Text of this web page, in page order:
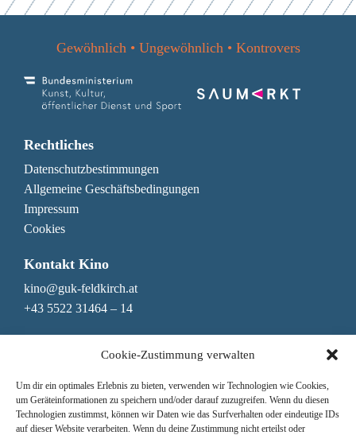
Cookie-Zustimmung verwalten
Um dir ein optimales Erlebnis zu bieten, verwenden wir Technologien wie Cookies,
um Geräteinformationen zu speichern und/oder darauf zuzugreifen. Wenn du diesen
Technologien zustimmst, können wir Daten wie das Surfverhalten oder eindeutige IDs
auf dieser Website verarbeiten. Wenn du deine Zustimmung nicht erteilst oder
Gewöhnlich • Ungewöhnlich • Kontrovers
Rechtliches
Datenschutzbestimmungen
Allgemeine Geschäftsbedingungen
Impressum
Cookies
Kontakt Kino
kino@guk-feldkirch.at
+43 5522 31464 – 14
+43 5522 31464 – 10
Newsletter
Mit dem Absenden des Formulars erkläre ich mich einverstanden mit